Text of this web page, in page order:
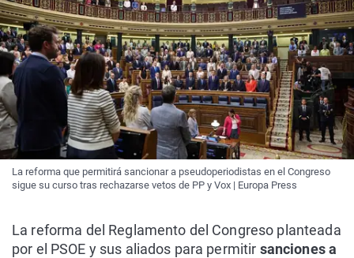
La reforma que permitirá sancionar a pseudoperiodistas en el Congreso
sigue su curso tras rechazarse vetos de PP y Vox | Europa Press
La reforma del Reglamento del Congreso planteada
por el PSOE y sus aliados para permitir sanciones a